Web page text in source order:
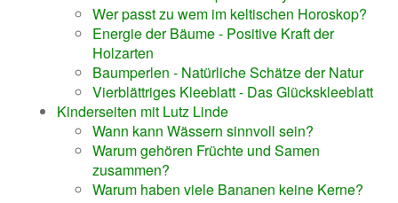
Wer passt zu wem im keltischen Horoskop?
Energie der Bäume - Positive Kraft der
Holzarten
Baumperlen - Natürliche Schätze der Natur
Vierblättriges Kleeblatt - Das Glückskleeblatt
Kinderseiten mit Lutz Linde
Wann kann Wässern sinnvoll sein?
Warum gehören Früchte und Samen
zusammen?
Warum haben viele Bananen keine Kerne?